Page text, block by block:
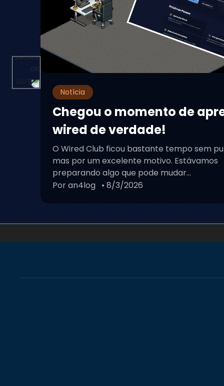
Notícia
Chegou o momento de
wired de verdade!
O Wired Club ficou bastante tempo sem
mas por um excelente motivo. Estávamos
preparando algo que pode mudar...
Por an4log • 8/3/2026